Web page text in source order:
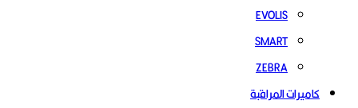
EVOLIS
SMART
ZEBRA
كاميرات المراقبة